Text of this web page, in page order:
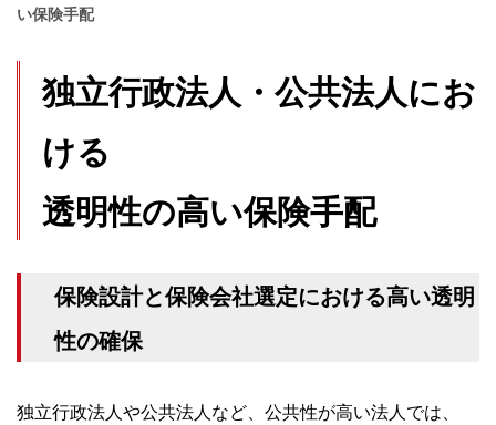
い保険手配
独立行政法人・公共法人にお
ける
透明性の高い保険手配
保険設計と保険会社選定における高い透明
性の確保
独立行政法人や公共法人など、公共性が高い法人では、